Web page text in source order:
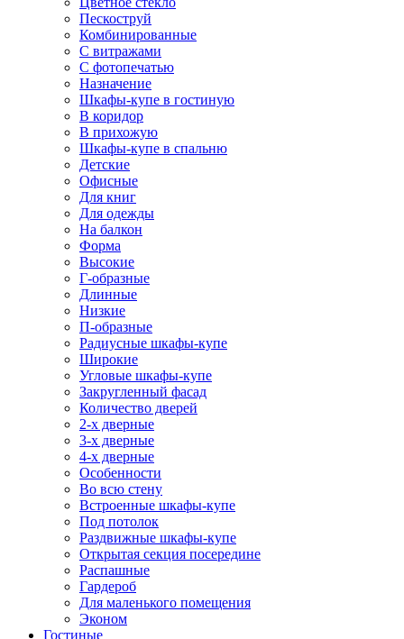
Пескоструй
Комбинированные
С витражами
С фотопечатью
Назначение
Шкафы-купе в гостиную
В коридор
В прихожую
Шкафы-купе в спальню
Детские
Офисные
Для книг
Для одежды
На балкон
Форма
Высокие
Г-образные
Длинные
Низкие
П-образные
Радиусные шкафы-купе
Широкие
Угловые шкафы-купе
Закругленный фасад
Количество дверей
2-х дверные
3-х дверные
4-х дверные
Особенности
Во всю стену
Встроенные шкафы-купе
Под потолок
Раздвижные шкафы-купе
Открытая секция посередине
Распашные
Гардероб
Для маленького помещения
Эконом
Гостиные